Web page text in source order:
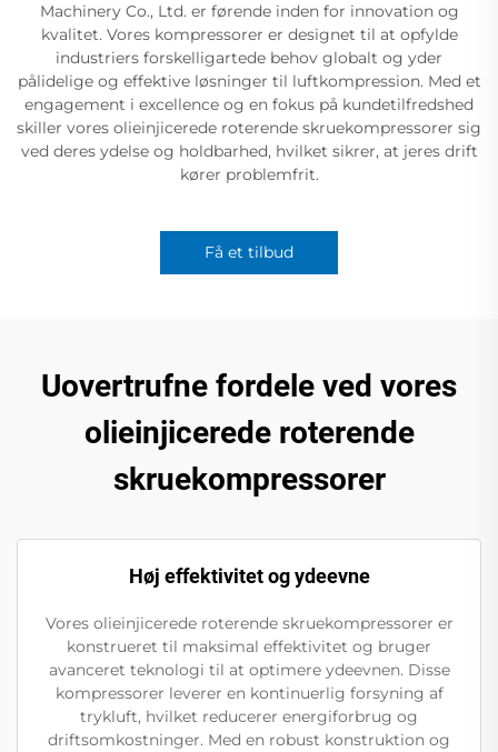
Machinery Co., Ltd. er førende inden for innovation og
kvalitet. Vores kompressorer er designet til at opfylde
industriers forskelligartede behov globalt og yder
pålidelige og effektive løsninger til luftkompression. Med et
engagement i excellence og en fokus på kundetilfredshed
skiller vores olieinjicerede roterende skruekompressorer sig
ved deres ydelse og holdbarhed, hvilket sikrer, at jeres drift
kører problemfrit.
Få et tilbud
Uovertrufne fordele ved vores
olieinjicerede roterende
skruekompressorer
Høj effektivitet og ydeevne
Vores olieinjicerede roterende skruekompressorer er
konstrueret til maksimal effektivitet og bruger
avanceret teknologi til at optimere ydeevnen. Disse
kompressorer leverer en kontinuerlig forsyning af
trykluft, hvilket reducerer energiforbrug og
driftsomkostninger. Med en robust konstruktion og